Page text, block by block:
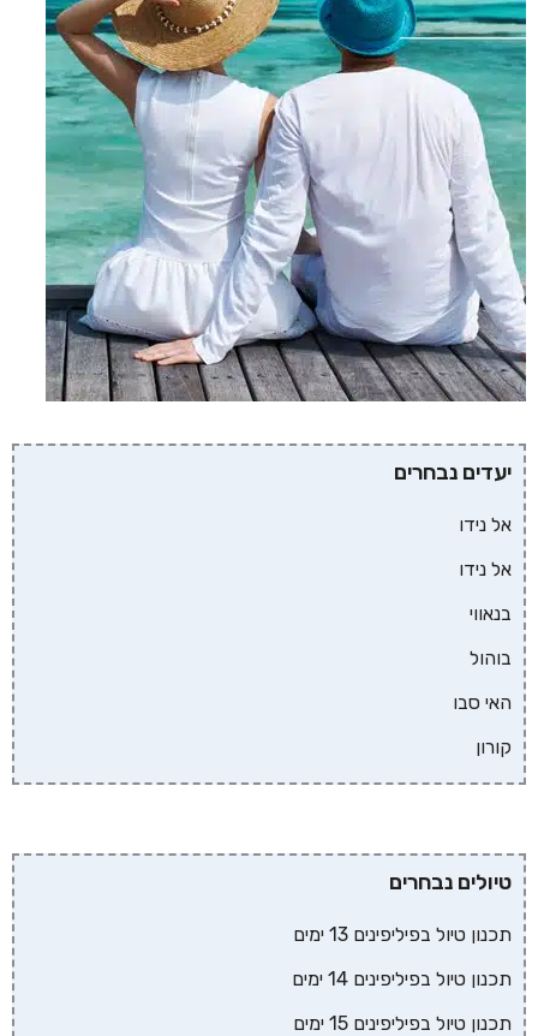
יעדים נבחרים
אל נידו
אל נידו
בנאווי
בוהול
האי סבו
קורון
טיולים נבחרים
תכנון טיול בפיליפינים 13 ימים
תכנון טיול בפיליפינים 14 ימים
תכנון טיול בפיליפינים 15 ימים